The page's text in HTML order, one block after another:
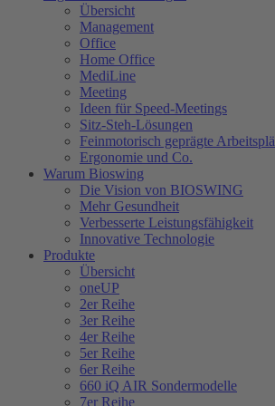
Übersicht
Management
Office
Home Office
MediLine
Meeting
Ideen für Speed-Meetings
Sitz-Steh-Lösungen
Feinmotorisch geprägte
Ergonomie und Co.
Warum Bioswing
Die Vision von BIOSWING
Mehr Gesundheit
Verbesserte Leistungsfähigkeit
Innovative Technologie
Produkte
Übersicht
oneUP
2er Reihe
3er Reihe
4er Reihe
5er Reihe
6er Reihe
660 iQ AIR Sondermodelle
7er Reihe